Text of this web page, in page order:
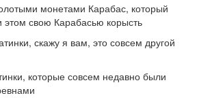
монетами Карабас, который
свою Карабасью корысть
скажу я вам, это совсем другой
которые совсем недавно были